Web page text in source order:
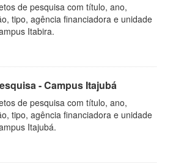
de pesquisa com título, ano,
tipo, agência financiadora e unidade
Itabira.
- Campus Itajubá
de pesquisa com título, ano,
tipo, agência financiadora e unidade
Itajubá.